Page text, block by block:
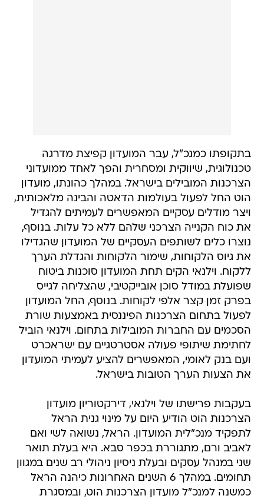
בתקופתו כמנכ"ל, עבר המועדון קפיצת מדרגה
טכנולוגית, שיווקית ומסחרית והפך לאחד ממועדוני
הצרכנות המובילים בישראל. במהלך כהונתו, מועדון
הוט החל לפעול בעולמות הדאטה והבינה מלאכותית,
ויצר מודלים עסקיים המאפשרים לעמיתים להגדיל
את כוח הקנייה הצרכני שלהם ללא כל עלות. בנוסף,
נוצרו כלים לשותפים העסקיים של המועדון שהגדילו
את גיוס הלקוחות, שימור הלקוחות והגדלת הערך
ללקוח. וילנאי הקים תחת המועדון סוכנות ביטוח
שפועלת במודל סוכן אובייקטיבי, שהצליחה לגייס
בפרק זמן קצר אלפי לקוחות. בנוסף, החל המועדון
לפעול בתחום הצרכנות הפיננסית באמצעות שורת
הסכמים עם החברות המובילות בתחום. וילנאי הוביל
לחתימת שיתופי פעולה אסטרטגיים עם ישראכרט
ועם בנק לאומי, המאפשרים להציע לעמיתי המועדון
את הצעות הערך הטובות בישראל.
בעקבות פרישתו של וילנאי, דירקטוריון מועדון
הצרכנות הוט הודיע היום על מינוי גנית הראל
לתפקיד מנכ"לית המועדון. הראל, נשואה לשי ואם
לאביב ורם, מתגוררת בכפר סבא. היא בעלת תואר
שני במנהל עסקים ובעלת ניסיון ניהולי רב שנים במגוון
תחומים. במהלך 6 השנים האחרונות כיהנה הראל
כמשנה למנכ"ל מועדון הצרכנות הוט, ובמסגרת